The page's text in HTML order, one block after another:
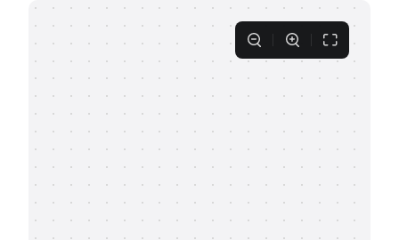
客户案例
帮助中心
知识分享社区